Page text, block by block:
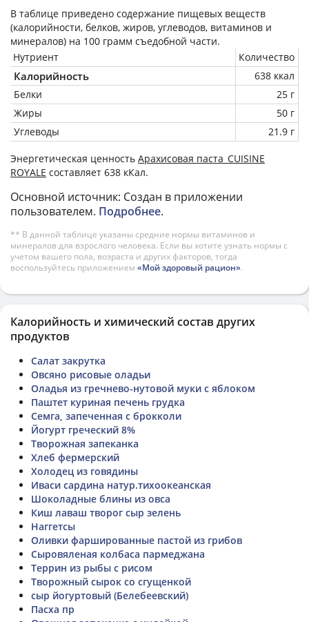
В таблице приведено содержание пищевых веществ
(калорийности, белков, жиров, углеводов, витаминов и
минералов) на 100 грамм съедобной части.
Нутриент
Количество
Калорийность
638 ккал
Белки
25 г
Жиры
50 г
Углеводы
21.9 г
Энергетическая ценность Арахисовая паста_CUISINE
ROYALE составляет 638 кКал.
Основной источник: Создан в приложении
пользователем. Подробнее.
** В данной таблице указаны средние нормы витаминов и
минералов для взрослого человека. Если вы хотите узнать нормы с
учетом вашего пола, возраста и других факторов, тогда
воспользуйтесь приложением «Мой здоровый рацион».
Калорийность и химический состав других
продуктов
Салат закрутка
Овсяно рисовые оладьи
Оладья из гречнево-нутовой муки с яблоком
Паштет куриная печень грудка
Семга, запеченная с брокколи
Йогурт греческий 8%
Творожная запеканка
Хлеб фермерский
Холодец из говядины
Иваси сардина натур.тихоокеанская
Шоколадные блины из овса
Киш лаваш творог сыр зелень
Наггетсы
Оливки фаршированные пастой из грибов
Сыровяленая колбаса пармеджана
Террин из рыбы с рисом
Творожный сырок со сгущенкой
сыр йогуртовый (Белебеевский)
Пасха пр